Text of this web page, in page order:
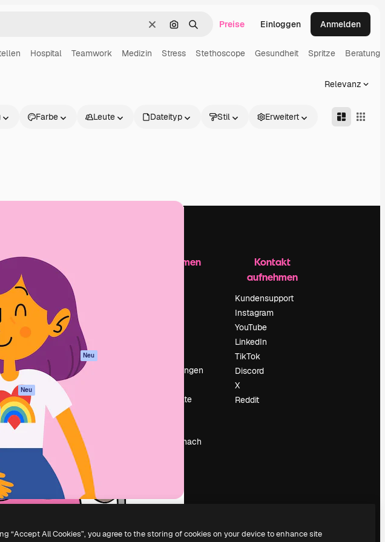
LöschenNach Bild suchen
SuchenPreise Einloggen Anmelden
Hospital Teamwork Medizin Stress Stethoscope Gesundheit Spritze Beratung
Relevanz
Farbe Leute Dateityp Stil Erweitert
Neu
Loslegen
Academy
Dokumentation
Support
AGB
Datenschutzerklärung
Originale
Neu
Cookie-Richtlinie
Vertrauenszentrum
Partner
Unternehmen
Unternehmen
Veranstaltungen
Deine Inhalte
Suchst du nach
Kontakt
aufnehmen
Kundensupport
Instagram
YouTube
LinkedIn
TikTok
Discord
X
Reddit
“Accept All Cookies”, you agree to the storing of cookies on your device to enhance site